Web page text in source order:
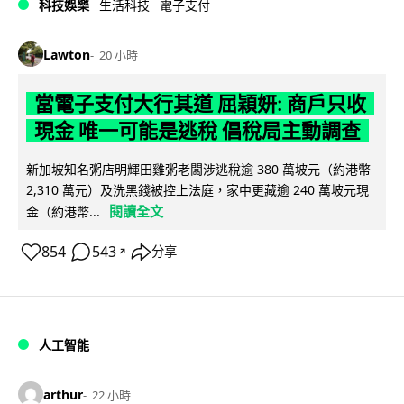
科技娛樂 生活科技 電子支付
Lawton 20 小時
當電子支付大行其道 屈穎妍: 商戶只收
現金 唯一可能是逃稅 倡稅局主動調查
新加坡知名粥店明輝田雞粥老闆涉逃稅逾 380 萬坡元（約港幣
2,310 萬元）及洗黑錢被控上法庭，家中更藏逾 240 萬坡元現
金（約港幣...
閱讀全文
854 543 ↗ 分享
人工智能
arthur 22 小時